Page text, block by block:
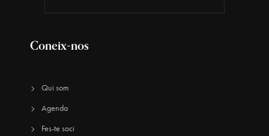
Coneix-nos
Qui som
Agenda
Fes-te soci